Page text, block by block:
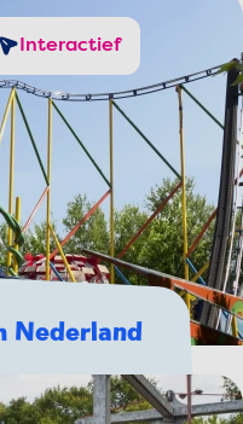
Nederland
Interactief